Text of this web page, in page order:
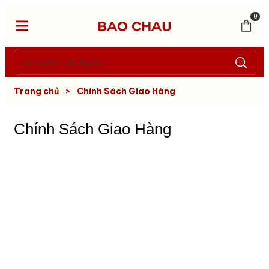
0
Trang chủ > Chính Sách Giao Hàng
Chính Sách Giao Hàng